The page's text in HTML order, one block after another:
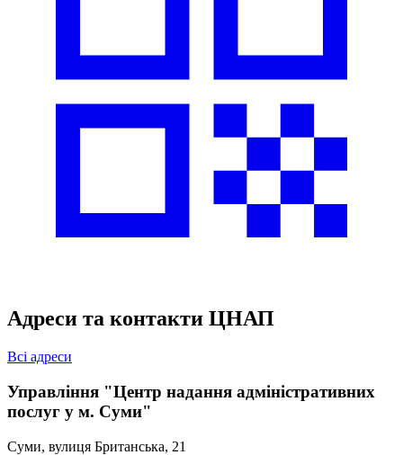
Адреси та контакти ЦНАП
Всі адреси
Управління "Центр надання адміністративних
послуг у м. Суми"
Суми, вулиця Британська, 21